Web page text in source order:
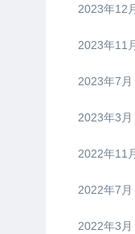
2023年12
2023年11
2023年7月
2023年3月
2022年11
2022年7月
2022年3月